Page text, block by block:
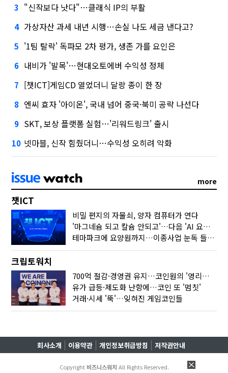
3 "신작보다 낫다"…클래식 IP의 부활
4 가상자산 과세 내년 시행…손실 나도 세금 낸다고?
5 '1팀 탈락' 독파모 2차 평가, 생존 가를 요인은
6 내비가 '발목'…현대오토에버 수익성 정체
7 [챗ICT]게임CD 열었더니 달랑 종이 한 장
8 엔씨 효자 '아이온', 국내 넘어 중국·북미 공략 나선다
9 SKT, 보상 플랫폼 실험…'리워드링크' 출시
10 넷마블, 신작 힘줬더니…수익성 오히려 악화
more
챗ICT
비밀 편지의 자물쇠, 양자 컴퓨터가 연다
'마그네슘 되고 칼슘 안되고'…다음 'AI 요약' 갈 길은
테마파크에 요양원까지…이종사업 눈독 들이는 게임사
크립토워치
700억 절감·경영권 유지…코인원의 '영리한 딜'
유가 급등·제도화 난항에…코인 또 '멈칫'
거래·시세 '뚝'…잊혀진 게임코인들
회사소개 이용약관 개인정보취급방침 저작권안내
Copyright 비즈니스워치 All Rights Reserved.